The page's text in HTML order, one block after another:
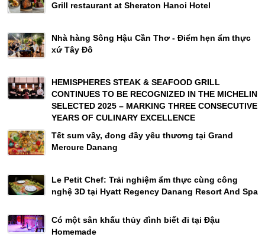
Grill restaurant at Sheraton Hanoi Hotel
Nhà hàng Sông Hậu Cần Thơ - Điểm hẹn ẩm thực
xứ Tây Đô
HEMISPHERES STEAK & SEAFOOD GRILL
CONTINUES TO BE RECOGNIZED IN THE MICHELIN
SELECTED 2025 – MARKING THREE CONSECUTIVE
YEARS OF CULINARY EXCELLENCE
Tết sum vầy, đong đầy yêu thương tại Grand
Mercure Danang
Le Petit Chef: Trải nghiệm ẩm thực cùng công
nghệ 3D tại Hyatt Regency Danang Resort And Spa
Có một sân khấu thủy đình biết đi tại Đậu
Homemade